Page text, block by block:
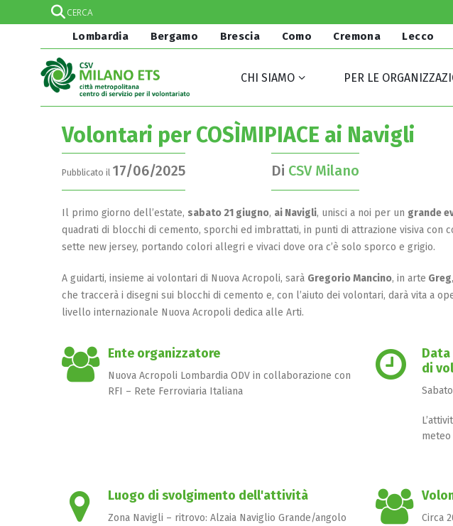
Lombardia Bergamo Brescia Como Cremona Lecco
CHI SIAMO PER LE
Volontari per COSÌMIPIACE ai Navigli
Pubblicato il 17/06/2025 Di CSV Milano
Il primo giorno dell’estate, sabato 21 giugno, ai Navigli, unisci a noi per un grande
quadrati di blocchi di cemento, sporchi ed imbrattati, in punti di attrazione visiva con
sette new jersey, portando colori allegri e vivaci dove ora c’è solo sporco e grigio.
A guidarti, insieme ai volontari di Nuova Acropoli, sarà Gregorio Mancino, in arte Greg
che traccerà i disegni sui blocchi di cemento e, con l’aiuto dei volontari, darà vita a
livello internazionale Nuova Acropoli dedica alle Arti.
Ente organizzatore
Nuova Acropoli Lombardia ODV in collaborazione con
RFI – Rete Ferroviaria Italiana
di
Luogo di svolgimento dell'attività
Zona Navigli – ritrovo: Alzaia Naviglio Grande/angolo
Circa